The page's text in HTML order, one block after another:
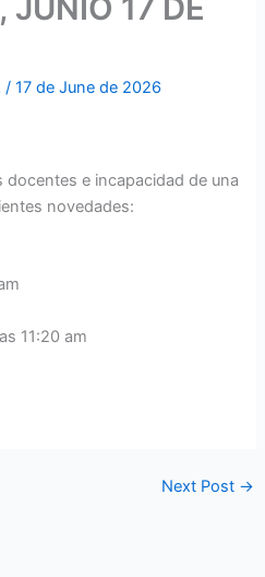
JUNIO 17 DE
/17 de June de 2026
docentes e incapacidad de una
novedades:
11:20 am
Next Post →